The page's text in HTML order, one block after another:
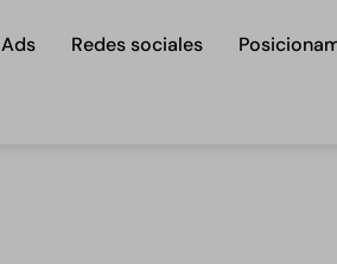
Ads Redes sociales